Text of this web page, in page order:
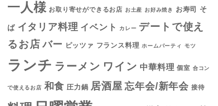
一人様 お取り寄せができるお店 お土産 お好み焼き お寿司 そ
ば イタリア料理 イベント カレー デートで使え
るお店 バー ピッツァ フランス料理 ホームパーティ モツ
ランチ ラーメン ワイン 中華料理 個室 合コン
で使えるお店 和食 圧力鍋 居酒屋 忘年会/新年会 接待